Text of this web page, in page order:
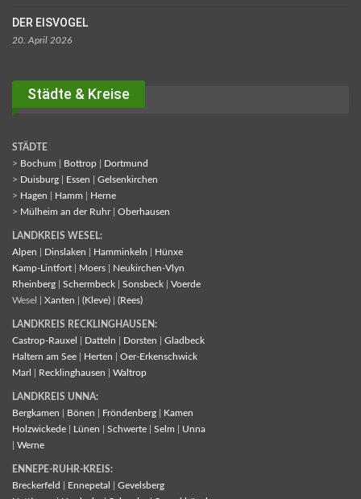
DER EISVOGEL
20. April 2026
Städte & Kreise
STÄDTE
> Bochum Bottrop
Dortmund
> Duisburg Essen
Gelsenkirchen
> Hagen Hamm
Herne
> Mülheim an der Ruhr| Oberhausen
LANDKREIS WESEL:
Alpen
Dinslaken Hamminkeln
Hünxe
Kamp-Lintfort
Moers
Neukirchen-Vlyn
Rheinberg
Schermbeck Sonsbeck
Voerde
Wesel | Xanten (Kleve) (Rees)
LANDKREIS RECKLINGHAUSEN:
Castrop-Rauxel
Datteln Dorsten
Gladbeck
Haltern am See
Herten
Oer-Erkenschwick
Marl
Recklinghausen Waltrop
LANDKREIS UNNA:
Bergkamen
Bönen Fröndenberg
Kamen
Holzwickede
Lünen Schwerte Selm
Unna
Werne
ENNEPE-RUHR-KREIS:
Breckerfeld
Ennepetal
Gevelsberg